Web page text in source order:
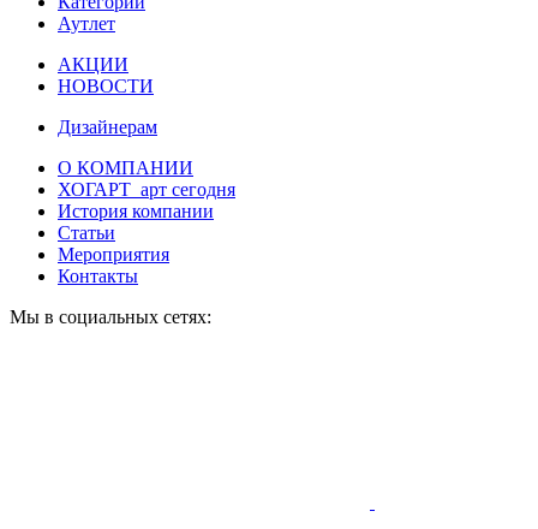
Аутлет
АКЦИИ
НОВОСТИ
Дизайнерам
О КОМПАНИИ
ХОГАРТ_арт сегодня
История компании
Статьи
Мероприятия
Контакты
Мы в социальных сетях: